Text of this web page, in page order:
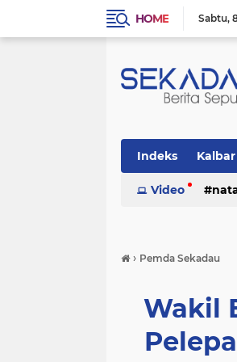
HOME Sabtu
Indeks Kalbar
Politik Religi
Video
› Pemda Sekadau
Wakil